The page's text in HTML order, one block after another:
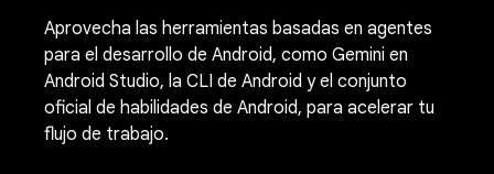
Aprovecha las herramientas basadas en agentes
para el desarrollo de Android, como Gemini en
Android Studio, la CLI de Android y el conjunto
oficial de habilidades de Android, para acelerar tu
flujo de trabajo.